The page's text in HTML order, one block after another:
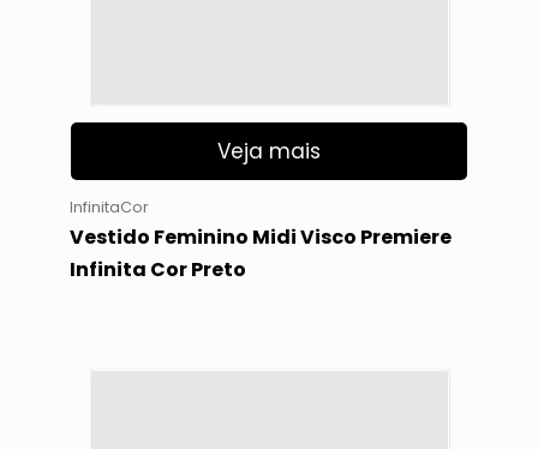
Veja mais
InfinitaCor
Vestido Feminino Midi Visco Premiere
Infinita Cor Preto